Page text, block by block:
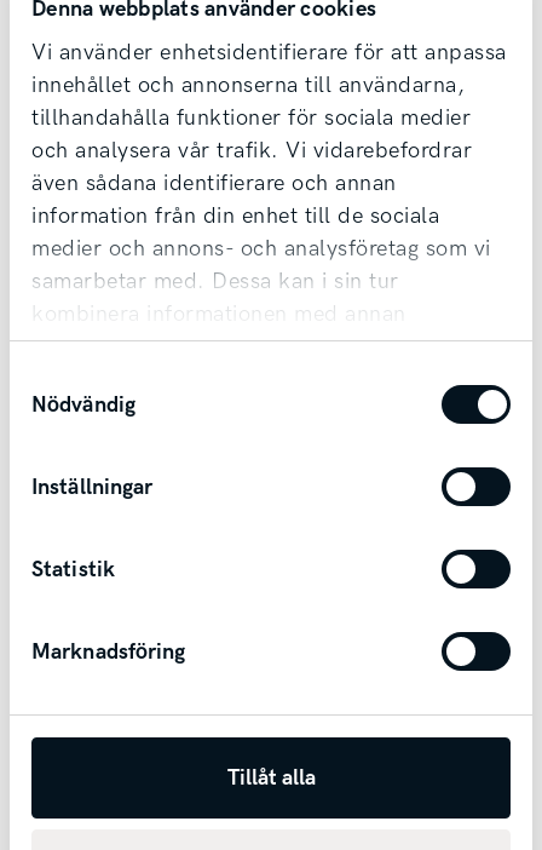
Denna webbplats använder cookies
Vi använder enhetsidentifierare för att anpassa
innehållet och annonserna till användarna,
tillhandahålla funktioner för sociala medier
och analysera vår trafik. Vi vidarebefordrar
även sådana identifierare och annan
information från din enhet till de sociala
medier och annons- och analysföretag som vi
samarbetar med. Dessa kan i sin tur
kombinera informationen med annan
information som du har tillhandahållit eller
som de har samlat in när du har använt deras
tjänster.
Nödvändig
Inställningar
Statistik
Marknadsföring
Tillåt alla
Kontakta säljare redan idag!
Vi tar din bil i inbyte oavsett märke & ålder,
samt erbjuder förmånlig finansiering.
Möjlighet till transport finns vid affär.
Kontakta säljare
Andra bilar i Skövde
Ny